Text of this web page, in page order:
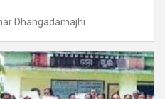
Dhangadamajhi